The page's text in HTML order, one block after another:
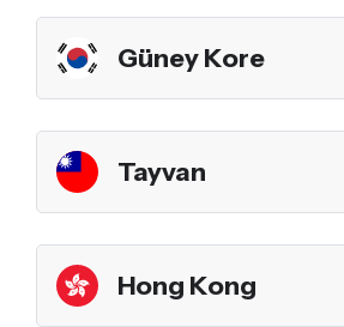
Güney Kore
Tayvan
Hong Kong